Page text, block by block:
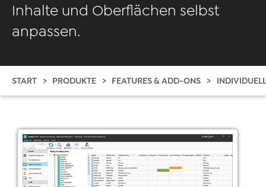
Inhalte und Oberflächen selbst
anpassen.
START PRODUKTE FEATURES & ADD-ONS